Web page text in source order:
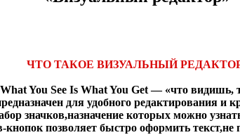
ЧТО ТАКОЕ ВИЗУАЛЬНЫЙ
What You See Is What You Get — «что видишь,
для удобного редактирования и
значков,назначение которых можно
кнопок позволяет быстро оформить